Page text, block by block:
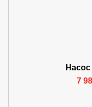
7